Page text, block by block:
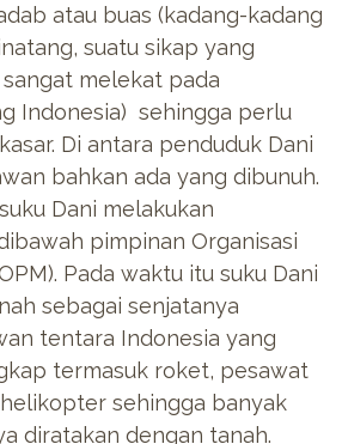
atau buas (kadang-kadang
suatu sikap yang
melekat pada
Indonesia) sehingga perlu
Di antara penduduk Dani
bahkan ada yang dibunuh.
Dani melakukan
pimpinan Organisasi
Pada waktu itu suku Dani
sebagai senjatanya
tentara Indonesia yang
termasuk roket, pesawat
sehingga banyak
diratakan dengan tanah.